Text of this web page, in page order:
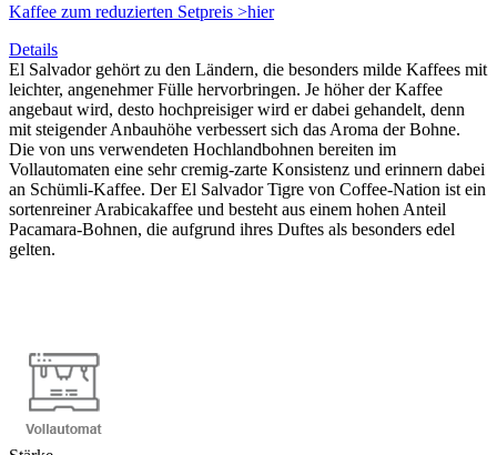
Kaffee zum reduzierten Setpreis >hier
Details
El Salvador gehört zu den Ländern, die besonders milde Kaffees mit
leichter, angenehmer Fülle hervorbringen. Je höher der Kaffee
angebaut wird, desto hochpreisiger wird er dabei gehandelt, denn
mit steigender Anbauhöhe verbessert sich das Aroma der Bohne.
Die von uns verwendeten Hochlandbohnen bereiten im
Vollautomaten eine sehr cremig-zarte Konsistenz und erinnern dabei
an Schümli-Kaffee. Der El Salvador Tigre von Coffee-Nation ist ein
sortenreiner Arabicakaffee und besteht aus einem hohen Anteil
Pacamara-Bohnen, die aufgrund ihres Duftes als besonders edel
gelten.